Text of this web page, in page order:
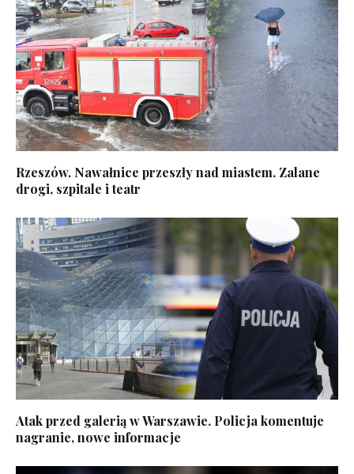
Rzeszów. Nawałnice przeszły nad miastem. Zalane
drogi, szpitale i teatr
Atak przed galerią w Warszawie. Policja komentuje
nagranie, nowe informacje